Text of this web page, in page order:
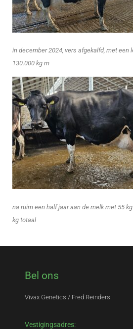
in december 2024, vers afgekalfd, met een
130.000 kg m
na ruim een half jaar aan de melk met 55
kg totaal
Bel ons
Vivax Genetics / Fred Reinders
Vestigingsadres: